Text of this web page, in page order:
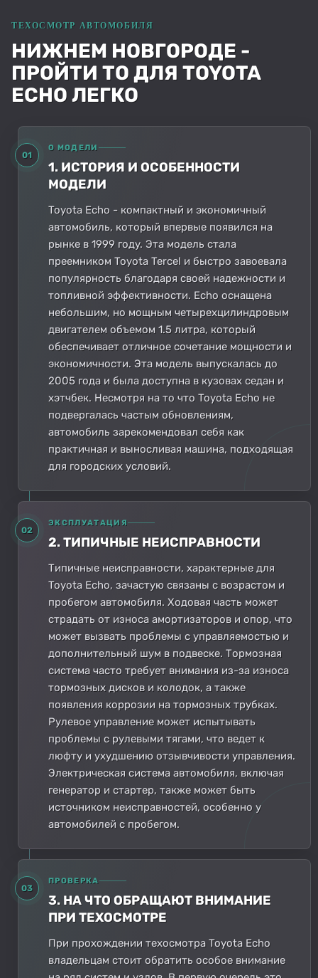
НИЖНЕМ НОВГОРОДЕ -
ПРОЙТИ ТО ДЛЯ TOYOTA
ECHO ЛЕГКО
01
О МОДЕЛИ
1. ИСТОРИЯ И ОСОБЕННОСТИ
МОДЕЛИ
Toyota Echo - компактный и экономичный
автомобиль, который впервые появился на
рынке в 1999 году. Эта модель стала
преемником Toyota Tercel и быстро завоевала
популярность благодаря своей надежности и
топливной эффективности. Echo оснащена
небольшим, но мощным четырехцилиндровым
двигателем объемом 1.5 литра, который
обеспечивает отличное сочетание мощности и
экономичности. Эта модель выпускалась до
2005 года и была доступна в кузовах седан и
хэтчбек. Несмотря на то что Toyota Echo не
подвергалась частым обновлениям,
автомобиль зарекомендовал себя как
практичная и выносливая машина, подходящая
для городских условий.
02
ЭКСПЛУАТАЦИЯ
2. ТИПИЧНЫЕ НЕИСПРАВНОСТИ
Типичные неисправности, характерные для
Toyota Echo, зачастую связаны с возрастом и
пробегом автомобиля. Ходовая часть может
страдать от износа амортизаторов и опор, что
может вызвать проблемы с управляемостью и
дополнительный шум в подвеске. Тормозная
система часто требует внимания из-за износа
тормозных дисков и колодок, а также
появления коррозии на тормозных трубках.
Рулевое управление может испытывать
проблемы с рулевыми тягами, что ведет к
люфту и ухудшению отзывчивости управления.
Электрическая система автомобиля, включая
генератор и стартер, также может быть
источником неисправностей, особенно у
автомобилей с пробегом.
03
ПРОВЕРКА
3. НА ЧТО ОБРАЩАЮТ ВНИМАНИЕ
ПРИ ТЕХОСМОТРЕ
При прохождении техосмотра Toyota Echo
владельцам стоит обратить особое внимание